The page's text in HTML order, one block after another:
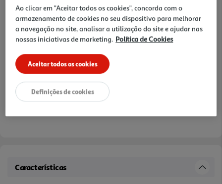
a
mesma
página.
17,70 €
Notas de preparação
Características
Ao clicar em "Aceitar todos os cookies", concorda com o
armazenamento de cookies no seu dispositivo para melhorar
a navegação no site, analisar a utilização do site e ajudar nas
nossas iniciativas de marketing. Política de Cookies
Aceitar todos os cookies
Definições de cookies